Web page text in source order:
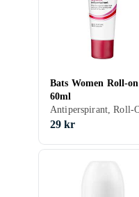
Bats Women Roll-on
60ml
29 kr